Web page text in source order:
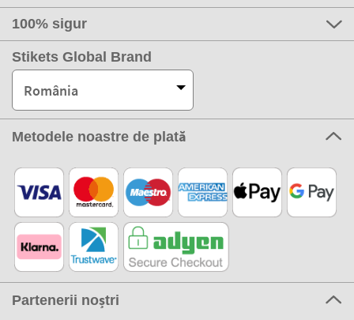
100% sigur
Stikets Global Brand
România
Metodele noastre de plată
Partenerii noștri